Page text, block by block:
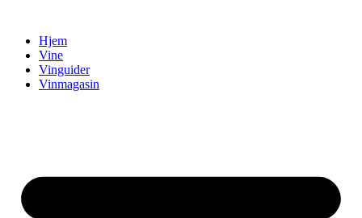
indholdHjem
Vine
Vinguider
Vinmagasin